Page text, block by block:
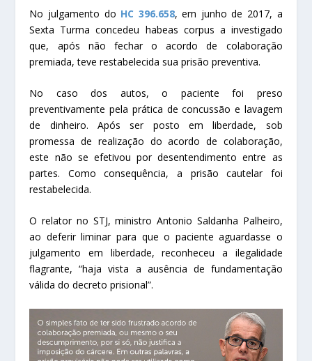
No julgamento do HC 396.658, em junho de 2017, a
Sexta Turma concedeu habeas corpus a investigado
que, após não fechar o acordo de colaboração
premiada, teve restabelecida suaprisão preventiva.
No caso dos autos, o paciente foi preso
preventivamente pela prática de concussão e lavagem
de dinheiro. Após ser posto em liberdade, sob
promessa de realização do acordo de colaboração,
este não se efetivou por desentendimento entre as
partes. Como consequência, a prisão cautelar foi
restabelecida.
O relator no STJ, ministro Antonio Saldanha Palheiro,
ao deferirliminarpara que o paciente aguardasse o
julgamento em liberdade, reconheceu a ilegalidade
flagrante, “haja vista a ausência de fundamentação
válida do decreto prisional”.